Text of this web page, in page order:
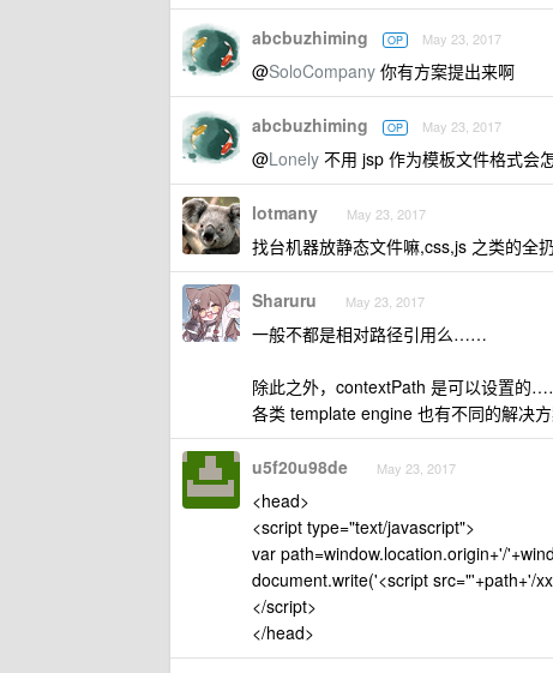
abcbuzhiming OP May 23, 2017
@SoloCompany 你有方案提出来啊
abcbuzhiming OP May 23, 2017
@Lonely 不用 jsp 作为模板文件格式会
lotmany May 23, 2017
找台机器放静态文件嘛,css,js 之类的全
Sharuru May 23, 2017
一般不都是相对路径引用么……
除此之外，contextPath 是可以设置的
各类 template engine 也有不同的解决方
u5f20u98de May 23, 2017
<head>
<script type="text/javascript">
var path=window.location.origin+'/
document.write('<script src="'+path+'/
</script>
</head>